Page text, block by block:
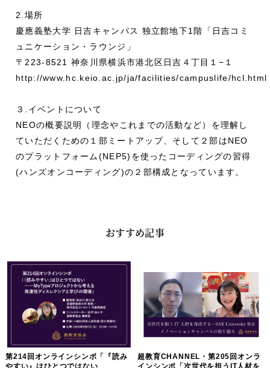
2.場所
慶應義塾大学 日吉キャンパス 独立館地下1階「日吉コミ
ュニケーション・ラウンジ」
〒223-8521 神奈川県横浜市港北区日吉４丁目１−１
http://www.hc.keio.ac.jp/ja/facilities/campuslife/hcl.html
３.イベントについて
NEOの概要説明（理念やこれまでの活動など）を理解し
ていただくための１部ミートアップ、そして２部はNEO
のプラットフォーム(NEP5)を使ったコーディングの習得
(ハンズオンコーディング)の２部構成となっています。
おすすめ記事
第214回オンラインシンポ「『読み
超教育CHANNEL・第205回オンラ